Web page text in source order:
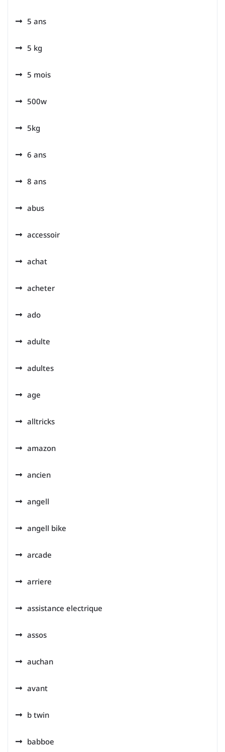
5 ans
5 kg
5 mois
500w
5kg
6 ans
8 ans
abus
accessoir
achat
acheter
ado
adulte
adultes
age
alltricks
amazon
ancien
angell
angell bike
arcade
arriere
assistance electrique
assos
auchan
avant
b twin
babboe